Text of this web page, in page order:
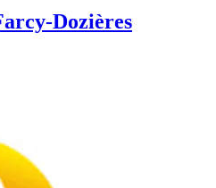
Dozières